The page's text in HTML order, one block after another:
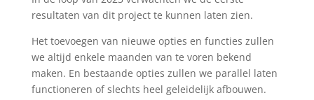
resultaten van dit project te kunnen laten zien.
Het toevoegen van nieuwe opties en functies zullen
we altijd enkele maanden van te voren bekend
maken. En bestaande opties zullen we parallel laten
functioneren of slechts heel geleidelijk afbouwen.